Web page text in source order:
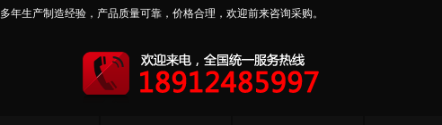
多年生产制造经验，产品质量可靠，价格合理，欢迎前来咨询采购。